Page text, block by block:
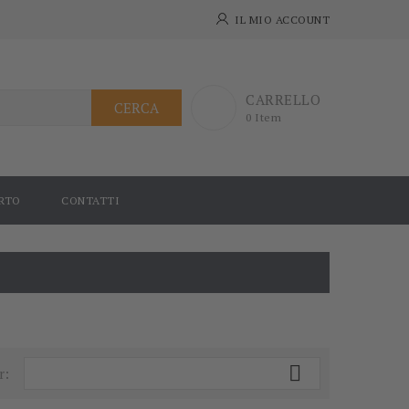
IL MIO ACCOUNT
CARRELLO
0 Item
CERCA
CONTATTI
